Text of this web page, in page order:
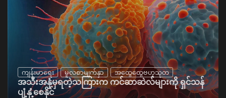
ကျန်းမာရေး မူလစာမျက်နှာ အထွေထွေဗဟုသုတ
အသီးအနှံမှရတဲ့သကြားက ကင်ဆာဆဲလ်များကို ရှင်သန်
ပျံ့နှံ့စေနိုင်